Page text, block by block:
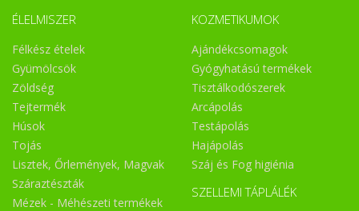
ÉLELMISZER
Félkész ételek
Gyümölcsök
Zöldség
Tejtermék
Húsok
Tojás
Lisztek, Őrlemények, Magvak
Száraztészták
Mézek - Méhészeti termékek
KOZMETIKUMOK
Ajándékcsomagok
Gyógyhatású termékek
Tisztálkodószerek
Arcápolás
Testápolás
Hajápolás
Száj és Fog higiénia
SZELLEMI TÁPLÁLÉK